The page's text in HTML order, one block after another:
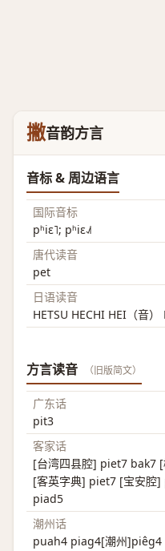
撇音韵方言
音标 & 周边语言
国际音标
pʰiɛ˥; pʰiɛ˨˩˦
唐代读音
pet
日语读音
HETSU HECHI HEI（音）
方言读音 （旧版简文）
广东话
pit3
客家话
[台湾四县腔] piet7 bak7
[客英字典] piet7 [宝安腔
piad5
潮州话
puah4 piag4[潮州